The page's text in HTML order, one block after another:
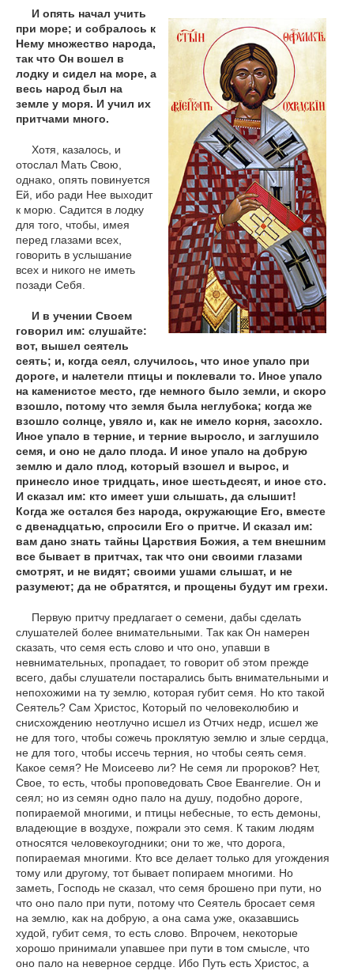
И опять начал учить
при море; и собралось к
Нему множество народа,
так что Он вошел в
лодку и сидел на море, а
весь народ был на
земле у моря. И учил их
притчами много.
Хотя, казалось, и
отослал Мать Свою,
однако, опять повинуется
Ей, ибо ради Нее выходит
к морю. Садится в лодку
для того, чтобы, имея
перед глазами всех,
говорить в услышание
всех и никого не иметь
позади Себя.
И в учении Своем
говорил им: слушайте:
вот, вышел сеятель
сеять; и, когда сеял, случилось, что иное упало при
дороге, и налетели птицы и поклевали то. Иное упало
на каменистое место, где немного было земли, и скоро
взошло, потому что земля была неглубока; когда же
взошло солнце, увяло и, как не имело корня, засохло.
Иное упало в терние, и терние выросло, и заглушило
семя, и оно не дало плода. И иное упало на добрую
землю и дало плод, который взошел и вырос, и
принесло иное тридцать, иное шестьдесят, и иное сто.
И сказал им: кто имеет уши слышать, да слышит!
Когда же остался без народа, окружающие Его, вместе
с двенадцатью, спросили Его о притче. И сказал им:
вам дано знать тайны Царствия Божия, а тем внешним
все бывает в притчах, так что они своими глазами
смотрят, и не видят; своими ушами слышат, и не
разумеют; да не обратятся, и прощены будут им грехи.
Первую притчу предлагает о семени, дабы сделать
слушателей более внимательными. Так как Он намерен
сказать, что семя есть слово и что оно, упавши в
невнимательных, пропадает, то говорит об этом прежде
всего, дабы слушатели постарались быть внимательными и
непохожими на ту землю, которая губит семя. Но кто такой
Сеятель? Сам Христос, Который по человеколюбию и
снисхождению неотлучно исшел из Отчих недр, исшел же
не для того, чтобы сожечь проклятую землю и злые сердца,
не для того, чтобы иссечь терния, но чтобы сеять семя.
Какое семя? Не Моисеево ли? Не семя ли пророков? Нет,
Свое, то есть, чтобы проповедовать Свое Евангелие. Он и
сеял; но из семян одно пало на душу, подобно дороге,
попираемой многими, и птицы небесные, то есть демоны,
владеющие в воздухе, пожрали это семя. К таким людям
относятся человекоугодники; они то же, что дорога,
попираемая многими. Кто все делает только для угождения
тому или другому, тот бывает попираем многими. Но
заметь, Господь не сказал, что семя брошено при пути, но
что оно пало при пути, потому что Сеятель бросает семя
на землю, как на добрую, а она сама уже, оказавшись
худой, губит семя, то есть слово. Впрочем, некоторые
хорошо принимали упавшее при пути в том смысле, что
оно пало на неверное сердце. Ибо Путь есть Христос, а